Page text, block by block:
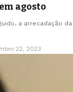
agosto
a arrecadação
22, 2023